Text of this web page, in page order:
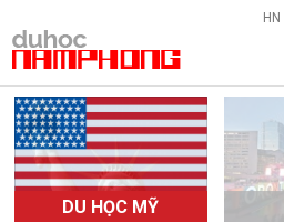
HN
DU HỌC MỸ
TRANG CHỦ
QUỐC GIA
EVENTS